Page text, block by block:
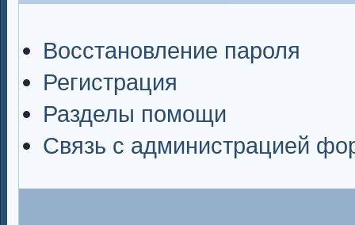
Восстановление пароля
Регистрация
Разделы помощи
Связь с администрацией